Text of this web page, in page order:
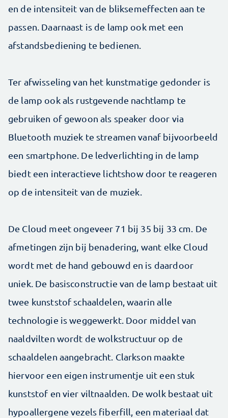
en de intensiteit van de bliksemeffecten aan te
passen. Daarnaast is de lamp ook met een
afstandsbediening te bedienen.
Ter afwisseling van het kunstmatige gedonder is
de lamp ook als rustgevende nachtlamp te
gebruiken of gewoon als speaker door via
Bluetooth muziek te streamen vanaf bijvoorbeeld
een smartphone. De ledverlichting in de lamp
biedt een interactieve lichtshow door te reageren
op de intensiteit van de muziek.
De Cloud meet ongeveer 71 bij 35 bij 33 cm. De
afmetingen zijn bij benadering, want elke Cloud
wordt met de hand gebouwd en is daardoor
uniek. De basisconstructie van de lamp bestaat uit
twee kunststof schaaldelen, waarin alle
technologie is weggewerkt. Door middel van
naaldvilten wordt de wolkstructuur op de
schaaldelen aangebracht. Clarkson maakte
hiervoor een eigen instrumentje uit een stuk
kunststof en vier viltnaalden. De wolk bestaat uit
hypoallergene vezels fiberfill, een materiaal dat